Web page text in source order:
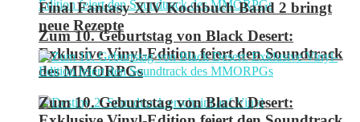
Zum 10. Geburtstag von Black Desert:
Exklusive Vinyl-Edition feiert den Soundtrack
des MMORPGs
Final Fantasy XIV Kochbuch Band 2 bringt
neue Rezepte
Zum 10. Geburtstag von Black Desert: